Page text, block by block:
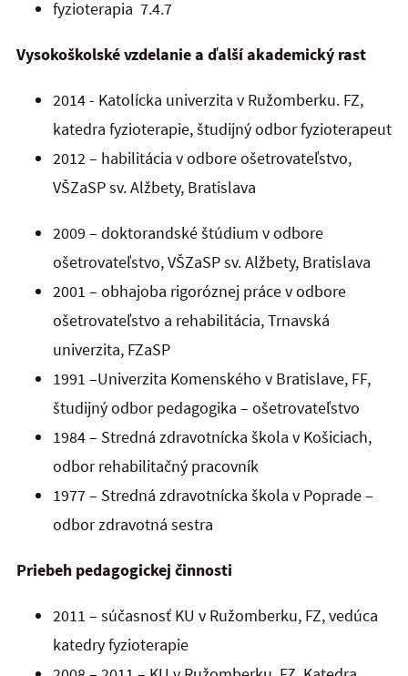
fyzioterapia 7.4.7
Vysokoškolské vzdelanie a ďalší akademický rast
2014 - Katolícka univerzita v Ružomberku. FZ,
katedra fyzioterapie, študijný odbor fyzioterapeut
2012 – habilitácia v odbore ošetrovateľstvo,
VŠZaSP sv. Alžbety, Bratislava
2009 – doktorandské štúdium v odbore
ošetrovateľstvo, VŠZaSP sv. Alžbety, Bratislava
2001 – obhajoba rigoróznej práce v odbore
ošetrovateľstvo a rehabilitácia, Trnavská
univerzita, FZaSP
1991 –Univerzita Komenského v Bratislave, FF,
študijný odbor pedagogika – ošetrovateľstvo
1984 – Stredná zdravotnícka škola v Košiciach,
odbor rehabilitačný pracovník
1977 – Stredná zdravotnícka škola v Poprade –
odbor zdravotná sestra
Priebeh pedagogickej činnosti
2011 – súčasnosť KU v Ružomberku, FZ, vedúca
katedry fyzioterapie